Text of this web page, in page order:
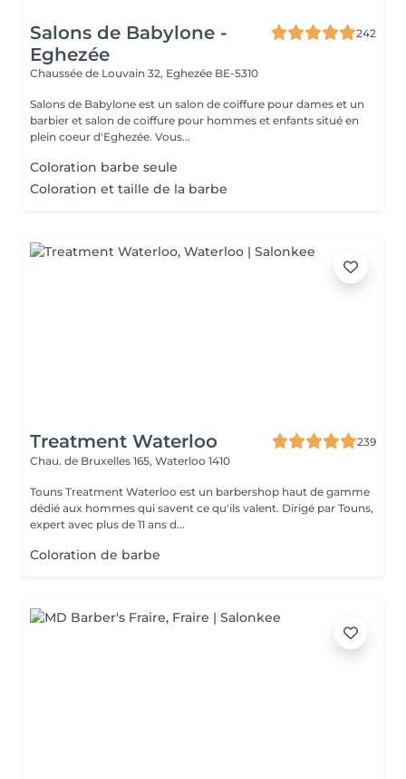
Salons de Babylone -
Eghezée
242
Chaussée de Louvain 32, Eghezée BE-5310
Salons de Babylone est un salon de coiffure pour dames et un
barbier et salon de coiffure pour hommes et enfants situé en
plein coeur d'Eghezée. Vous...
Coloration barbe seule
Coloration et taille de la barbe
Treatment Waterloo
239
Chau. de Bruxelles 165, Waterloo 1410
Touns Treatment Waterloo est un barbershop haut de gamme
dédié aux hommes qui savent ce qu'ils valent. Dirigé par Touns,
expert avec plus de 11 ans d...
Coloration de barbe